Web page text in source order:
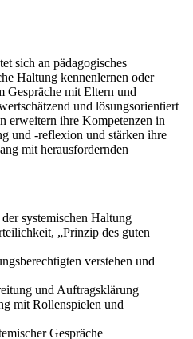
sich an pädagogisches
Haltung kennenlernen oder
Gespräche mit Eltern und
und lösungsorientiert
erweitern ihre Kompetenzen in
und -reflexion und stärken ihre
mit herausfordernden
systemischen Haltung
„Prinzip des guten
verstehen und
und Auftragsklärung
mit Rollenspielen und
Gespräche